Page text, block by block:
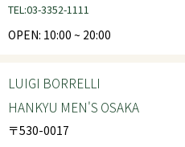
TEL:03-3352-1111
OPEN: 10:00 ~ 20:00
LUIGI BORRELLI
HANKYU MEN'S OSAKA
〒530-0017